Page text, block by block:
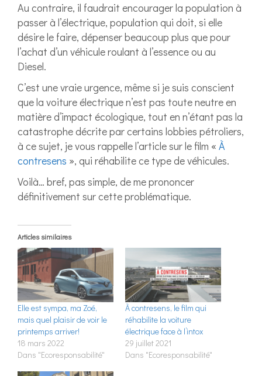
Au contraire, il faudrait encourager la population à
passer à l’électrique, population qui doit, si elle
désire le faire, dépenser beaucoup plus que pour
l’achat d’un véhicule roulant à l’essence ou au
Diesel.
C’est une vraie urgence, même si je suis conscient
que la voiture électrique n’est pas toute neutre en
matière d’impact écologique, tout en n’étant pas la
catastrophe décrite par certains lobbies pétroliers,
à ce sujet, je vous rappelle l’article sur le film « À
contresens », qui réhabilite ce type de véhicules.
Voilà… bref, pas simple, de me prononcer
définitivement sur cette problématique.
Articles similaires
Elle est sympa, ma Zoé,
mais quel plaisir de voir le
printemps arriver!
18 mars 2022
Dans "Ecoresponsabilité"
À contresens, le film qui
réhabilite la voiture
électrique face à l’intox
29 juillet 2021
Dans "Ecoresponsabilité"